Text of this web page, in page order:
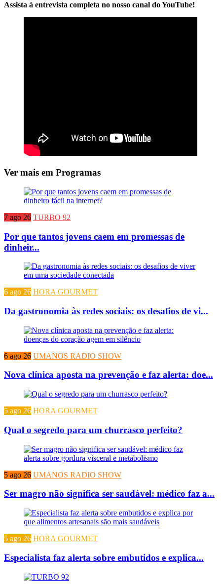
Assista à entrevista completa no nosso canal do YouTube!
Ver mais em Programas
7 ago 26 TURBO 92
Por que tantos jovens caem em promessas de
dinheir...
6 ago 26 HORA GOURMET
Da gastronomia às redes sociais: os desafios de vi...
6 ago 26 UMANOS RADIO SHOW
Nova clínica aposta na prevenção e faz alerta: doe...
5 ago 26 HORA GOURMET
Qual o segredo para um churrasco perfeito?
5 ago 26 UMANOS RADIO SHOW
Ser magro não significa ser saudável: médico faz a...
5 ago 26 HORA GOURMET
Especialista faz alerta sobre embutidos e explica...